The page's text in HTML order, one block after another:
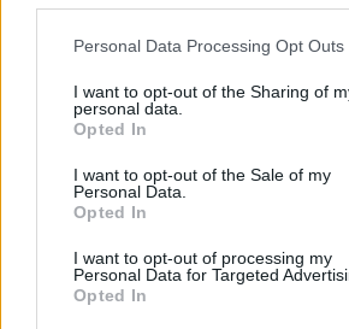
Personal Data Processing Opt Outs
I want to opt-out of the Sharing of
personal data.
Opted In
I want to opt-out of the Sale of my
Personal Data.
Opted In
I want to opt-out of processing my
Personal Data for Targeted
Opted In